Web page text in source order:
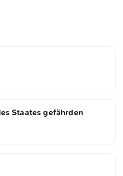
Staates gefährden